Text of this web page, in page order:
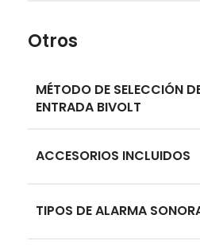
Otros
MÉTODO DE SELECCIÓN
ENTRADA BIVOLT
ACCESORIOS INCLUIDOS
TIPOS DE ALARMA